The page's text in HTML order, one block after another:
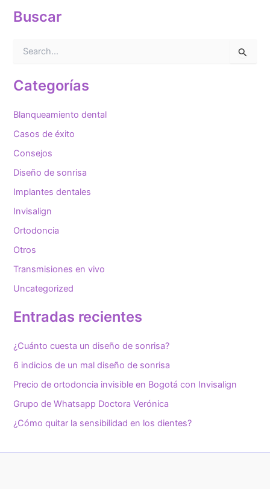
Buscar
c
a
p
o
:
Categorías
Blanqueamiento dental
Casos de éxito
Consejos
Diseño de sonrisa
Implantes dentales
Invisalign
Ortodoncia
Otros
Transmisiones en vivo
Uncategorized
Entradas recientes
¿Cuánto cuesta un diseño de sonrisa?
6 indicios de un mal diseño de sonrisa
Precio de ortodoncia invisible en Bogotá con Invisalign
Grupo de Whatsapp Doctora Verónica
¿Cómo quitar la sensibilidad en los dientes?